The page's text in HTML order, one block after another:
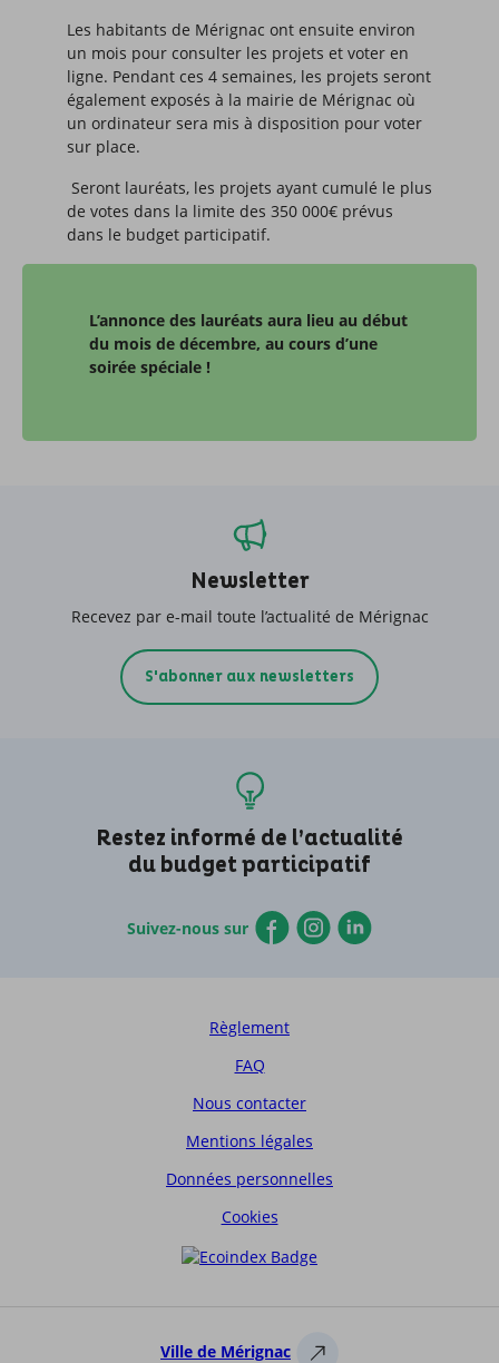
Les habitants de Mérignac ont ensuite environ
un mois pour consulter les projets et voter en
ligne. Pendant ces 4 semaines, les projets seront
également exposés à la mairie de Mérignac où
un ordinateur sera mis à disposition pour voter
sur place.
Seront lauréats, les projets ayant cumulé le plus
de votes dans la limite des 350 000€ prévus
dans le budget participatif.
L’annonce des lauréats aura lieu au début
du mois de décembre, au cours d’une
soirée spéciale !
Newsletter
Recevez par e-mail toute l’actualité de Mérignac
S'abonner aux newsletters
Restez informé de l’actualité
du budget participatif
Suivez-nous sur
Règlement
FAQ
Nous contacter
Mentions légales
Données personnelles
Cookies
Ville de Mérignac